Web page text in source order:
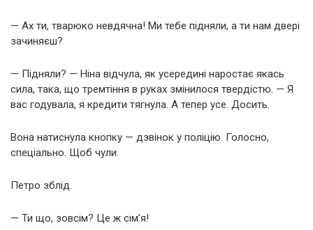
— Ах ти, тварюко невдячна! Ми тебе підняли, а ти нам двері
зачиняєш?
— Підняли? — Ніна відчула, як усередині наростає якась
сила, така, що тремтіння в руках змінилося твердістю. — Я
вас годувала, я кредити тягнула. А тепер усе. Досить.
Вона натиснула кнопку — дзвінок у поліцію. Голосно,
спеціально. Щоб чули.
Петро зблід.
— Ти що, зовсім? Це ж сім’я!